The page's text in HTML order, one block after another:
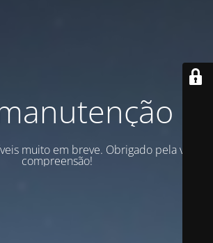
muito em breve. Obrigado pela vossa
compreensão!